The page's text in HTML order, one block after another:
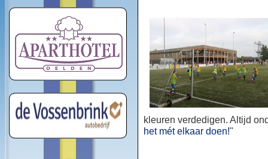
kleuren verdedigen. Altijd
het mét elkaar doen!"